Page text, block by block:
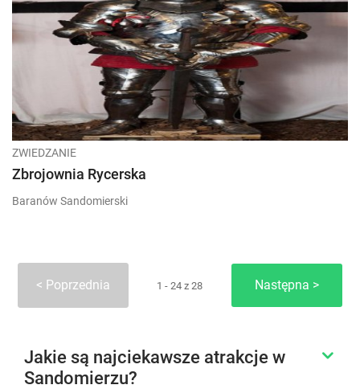
ZWIEDZANIE
Zbrojownia Rycerska
Baranów Sandomierski
Poprzednia 1 - 24 z 28 Następna
Jakie są najciekawsze atrakcje w
Sandomierzu?